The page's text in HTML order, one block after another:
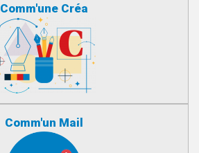
Comm'une Créa
Comm'un Mail